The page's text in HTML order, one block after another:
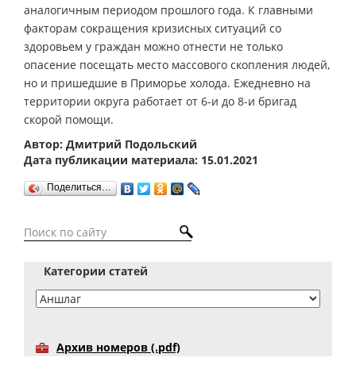
аналогичным периодом прошлого года. К главными
факторам сокращения кризисных ситуаций со
здоровьем у граждан можно отнести не только
опасение посещать место массового скопления людей,
но и пришедшие в Приморье холода. Ежедневно на
территории округа работает от 6-и до 8-и бригад
скорой помощи.
Автор: Дмитрий Подольский
Дата публикации материала: 15.01.2021
Поделиться…
Категории статей
Архив номеров (.pdf)